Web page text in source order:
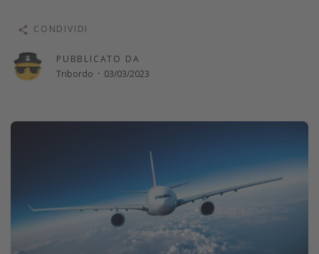
Altri argomenti
Travel magazine
Festività del 2026
PUBBLICATO DA
Tribordo · 03/03/2023
CONDIVIDI